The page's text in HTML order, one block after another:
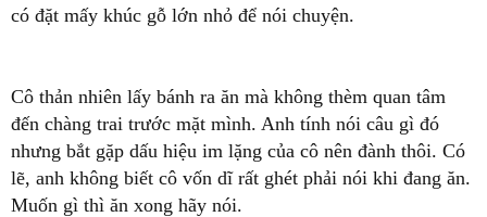
có đặt mấy khúc gỗ lớn nhỏ để nói chuyện.
Cô thản nhiên lấy bánh ra ăn mà không thèm quan tâm
đến chàng trai trước mặt mình. Anh tính nói câu gì đó
nhưng bắt gặp dấu hiệu im lặng của cô nên đành thôi. Có
lẽ, anh không biết cô vốn dĩ rất ghét phải nói khi đang ăn.
Muốn gì thì ăn xong hãy nói.